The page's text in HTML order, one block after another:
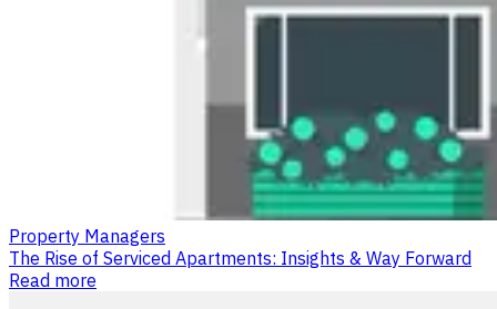
Property Managers
The Rise of Serviced Apartments: Insights & Way Forward
Read more